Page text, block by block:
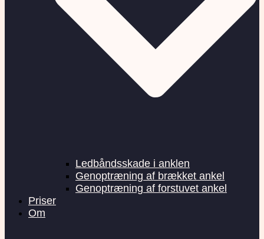
Ledbåndsskade i anklen
Genoptræning af brækket ankel
Genoptræning af forstuvet ankel
Priser
Om